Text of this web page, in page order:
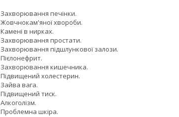
Захворювання печінки.
Жовчнокам'яної хвороби.
Камені в нирках.
Захворювання простати.
Захворювання підшлункової залози.
Пієлонефрит.
Захворювання кишечника.
Підвищений холестерин.
Зайва вага.
Підвищений тиск.
Алкоголізм.
Проблемна шкіра.